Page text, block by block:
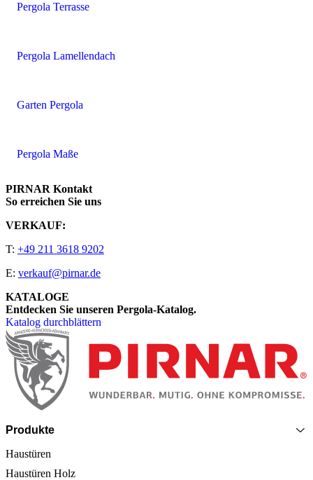
Pergola Terrasse
Pergola Lamellendach
Garten Pergola
Pergola Maße
PIRNAR Kontakt
So erreichen Sie uns
VERKAUF:
T: +49 211 3618 9202
E: verkauf@pirnar.de
KATALOGE
Entdecken Sie unseren Pergola-Katalog.
Katalog durchblättern
Seitenfooter
Produkte
Haustüren
Haustüren Holz